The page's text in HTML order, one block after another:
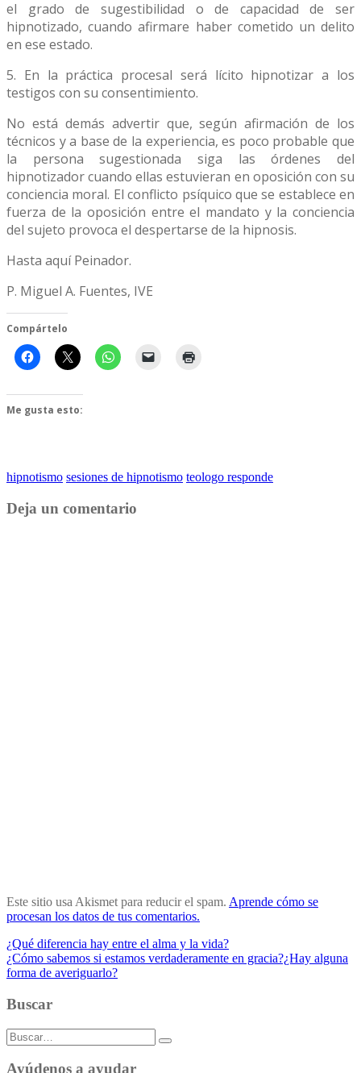
el grado de sugestibilidad o de capacidad de ser
hipnotizado, cuando afirmare haber cometido un delito
en ese estado.
5. En la práctica procesal será lícito hipnotizar a los
testigos con su consentimiento.
No está demás advertir que, según afirmación de los
técnicos y a base de la experiencia, es poco probable que
la persona sugestionada siga las órdenes del
hipnotizador cuando ellas estuvieran en oposición con su
conciencia moral. El conflicto psíquico que se establece en
fuerza de la oposición entre el mandato y la conciencia
del sujeto provoca el despertarse de la hipnosis.
Hasta aquí Peinador.
P. Miguel A. Fuentes, IVE
Compártelo
Me gusta esto:
hipnotismo sesiones de hipnotismo teologo responde
Deja un comentario
Este sitio usa Akismet para reducir el spam. Aprende cómo se
procesan los datos de tus comentarios.
Navegación
de
¿Qué diferencia hay entre el alma y la vida?
¿Cómo sabemos si estamos verdaderamente en gracia?¿Hay alguna
forma de averiguarlo?
Buscar
Buscar:
Ayúdenos a ayudar